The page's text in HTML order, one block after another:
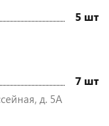
5 шт
7 шт
д. 5А